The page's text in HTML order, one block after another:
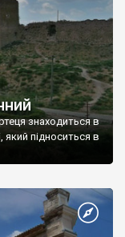
знаходиться в
який підноситься в